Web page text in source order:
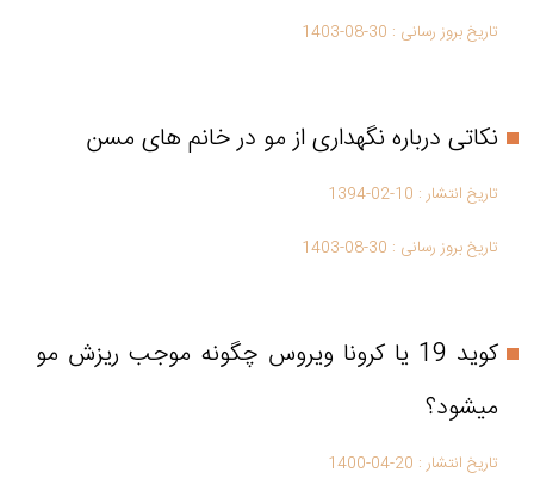
تاریخ بروز رسانی : 1403-08-30
نکاتی درباره نگهداری از مو در خانم های مسن
تاریخ انتشار : 1394-02-10
تاریخ بروز رسانی : 1403-08-30
کوید 19 یا کرونا ویروس چگونه موجب ریزش مو
میشود؟
تاریخ انتشار : 1400-04-20